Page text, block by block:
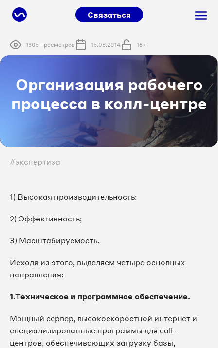
Связаться
1305 просмотров 15.08.2014 16+
Организация рабочего
процесса в колл-центре
#экспертиза
1) Высокая производительность:
2) Эффективность;
3) Масштабируемость.
Исходя из этого, выделяем четыре основных
направления:
1.Техническое и программное обеспечение.
Мощный сервер, высокоскоростной интернет и
специализированные программы для call-
центров, обеспечивающих загрузку базы,